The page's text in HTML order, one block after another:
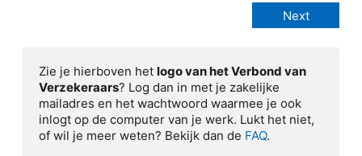
Zie je hierboven het logo van het Verbond van
Verzekeraars? Log dan in met je zakelijke
mailadres en het wachtwoord waarmee je ook
inlogt op de computer van je werk. Lukt het niet,
of wil je meer weten? Bekijk dan de FAQ.